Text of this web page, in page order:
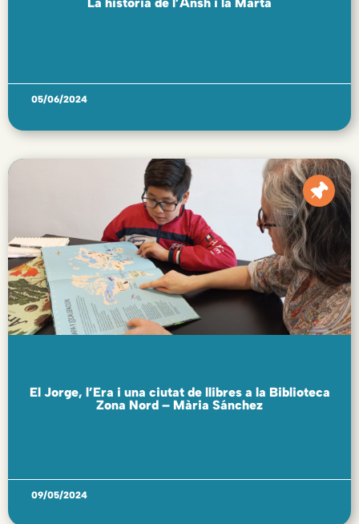
La història de l’Ansh i la Marta
05/06/2024
El Jorge, l’Era i una ciutat de llibres a la Biblioteca
Zona Nord – Mària Sánchez
09/05/2024